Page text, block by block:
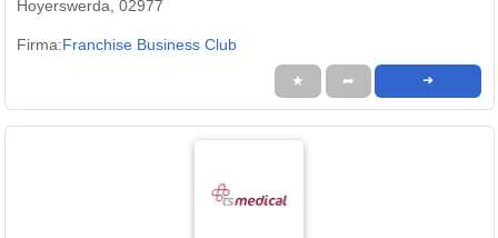
Hoyerswerda, 02977
Firma:Franchise Business Club
★ ➦ ➜